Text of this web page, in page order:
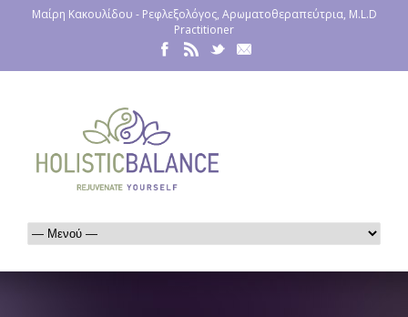
Μαίρη Κακουλίδου - Ρεφλεξολόγος, Αρωματοθεραπεύτρια, M.L.D
Practitioner